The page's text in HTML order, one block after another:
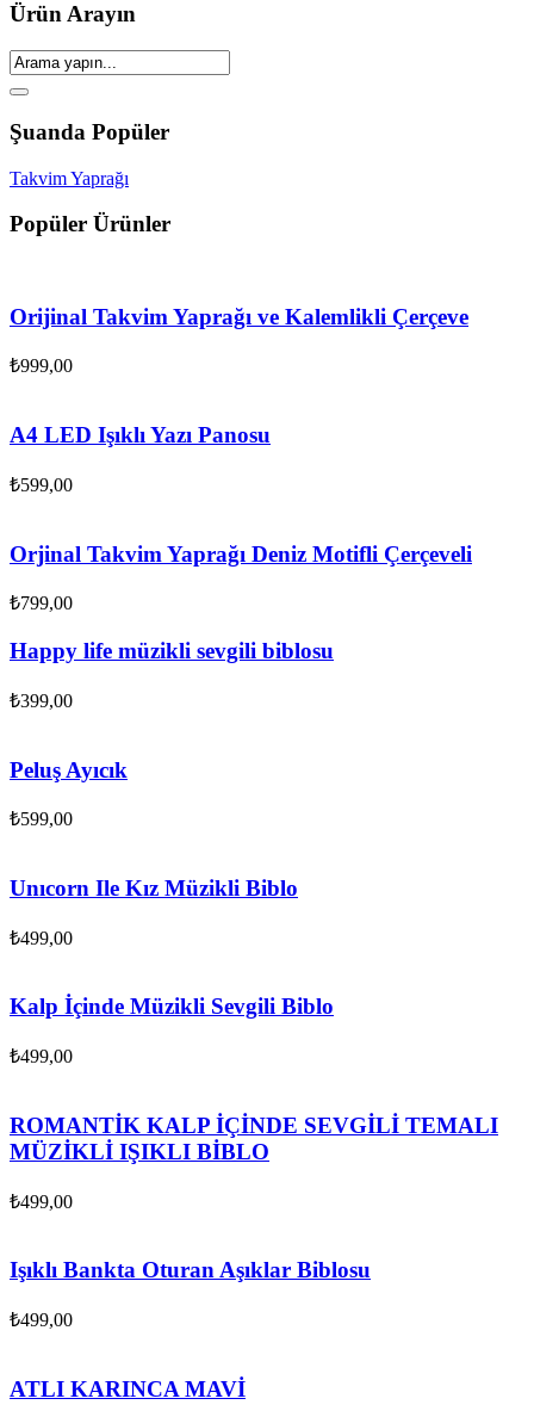
Ürün Arayın
Şuanda Popüler
Takvim Yaprağı
Popüler Ürünler
Orijinal Takvim Yaprağı ve Kalemlikli Çerçeve
₺999,00
A4 LED Işıklı Yazı Panosu
₺599,00
Orjinal Takvim Yaprağı Deniz Motifli Çerçeveli
₺799,00
Happy life müzikli sevgili biblosu
₺399,00
Peluş Ayıcık
₺599,00
Unıcorn Ile Kız Müzikli Biblo
₺499,00
Kalp İçinde Müzikli Sevgili Biblo
₺499,00
ROMANTİK KALP İÇİNDE SEVGİLİ TEMALI
MÜZİKLİ IŞIKLI BİBLO
₺499,00
Işıklı Bankta Oturan Aşıklar Biblosu
₺499,00
ATLI KARINCA MAVİ